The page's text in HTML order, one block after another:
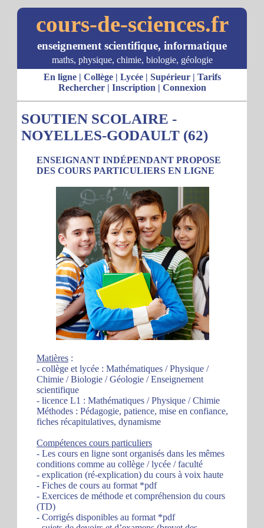
cours-de-sciences.fr
enseignement scientifique, informatique
maths, physique, chimie, biologie, géologie
En ligne| Collège| Lycée| Supérieur| Tarifs
Rechercher| Inscription | Connexion
SOUTIEN SCOLAIRE -
NOYELLES-GODAULT (62)
ENSEIGNANT INDÉPENDANT PROPOSE
DES COURS PARTICULIERS EN LIGNE
Matières :
- collège et lycée : Mathématiques / Physique /
Chimie / Biologie / Géologie / Enseignement
scientifique
- licence L1 : Mathématiques / Physique / Chimie
Méthodes : Pédagogie, patience, mise en confiance,
fiches récapitulatives, dynamisme
Compétences cours particuliers
- Les cours en ligne sont organisés dans les mêmes
conditions comme au collège / lycée / faculté
- explication (ré-explication) du cours à voix haute
- Fiches de cours au format *pdf
- Exercices de méthode et compréhension du cours
(TD)
- Corrigés disponibles au format *pdf